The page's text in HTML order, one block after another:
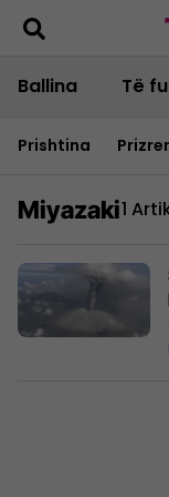
Ballina Të
Prishtina
Miyazaki1